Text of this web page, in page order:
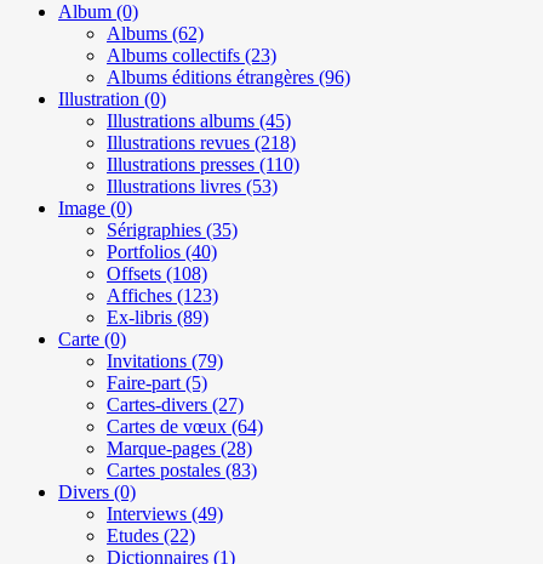
Album (0)
Albums (62)
Albums collectifs (23)
Albums éditions étrangères (96)
Illustration (0)
Illustrations albums (45)
Illustrations revues (218)
Illustrations presses (110)
Illustrations livres (53)
Image (0)
Sérigraphies (35)
Portfolios (40)
Offsets (108)
Affiches (123)
Ex-libris (89)
Carte (0)
Invitations (79)
Faire-part (5)
Cartes-divers (27)
Cartes de vœux (64)
Marque-pages (28)
Cartes postales (83)
Divers (0)
Interviews (49)
Etudes (22)
Dictionnaires (1)